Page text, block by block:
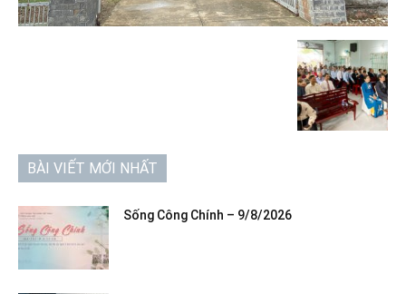
BÀI VIẾT MỚI NHẤT
Sống Công Chính – 9/8/2026